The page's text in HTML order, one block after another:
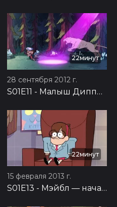
22минут
28 сентября 2012 г.
S01E11 - Малыш Диппер
22минут
15 февраля 2013 г.
S01E13 - Мэйбл — начальница